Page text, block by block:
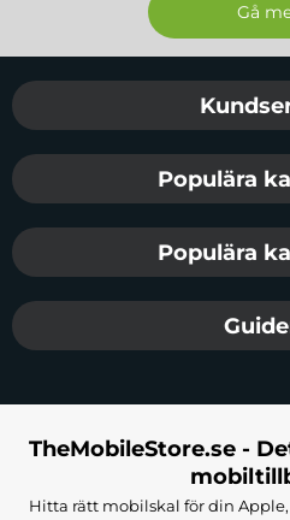
Sidfot Blandad
Populära
Populära
TheMobileStore.se -
Hitta rätt mobilskal för din